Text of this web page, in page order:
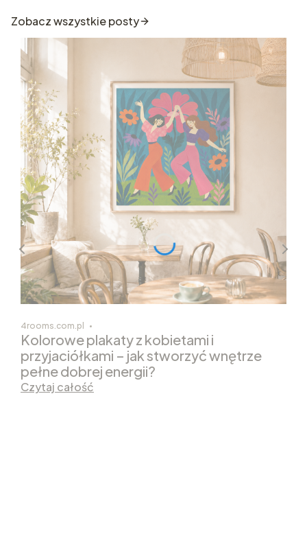
Zobacz wszystkie posty
4rooms.com.pl
Kolorowe plakaty z kobietami i
przyjaciółkami – jak stworzyć wnętrze
pełne dobrej energii?
Czytaj całość